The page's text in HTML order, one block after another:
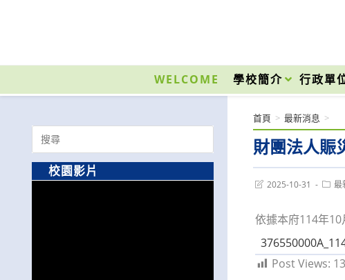
內
WELCOME 學校簡介 行政單
財團法人賑
首頁 > 最新消息 >
Post2025-10-31
Post最
依據本府114年
Post Views:
Search
for:
校園影片